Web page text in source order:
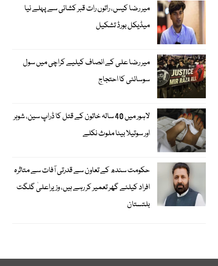
میر رضا کیس، راتوں رات قبر کشائی سے پہلے نیا
میڈیکل بورڈ تشکیل
میر رضا علی کے انصاف کیلیے کراچی میں سول
سوسائٹی کا احتجاج
لاہور میں 40 سالہ خاتون کے قتل کا ڈراپ سین، شوہر
اور سوتیلا بیٹا ملوث نکلے
حکومت سندھ کے تعاون سے قدرتی آفات سے متاثرہ
افراد کیلئے گھر تعمیر کر رہے ہیں، وزیراعلیٰ گلگت
بلتستان